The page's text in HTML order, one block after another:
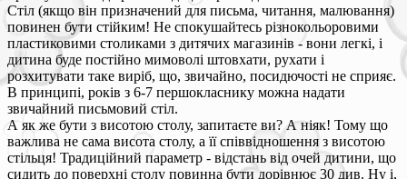
Стіл (якщо він призначений для письма, читання, малювання)
повинен бути стійким! Не спокушайтесь різнокольоровими
пластиковими столиками з дитячих магазинів - вони легкі, і
дитина буде постійно мимоволі штовхати, рухати і
розхитувати таке виріб, що, звичайно, посидючості не сприяє.
В принципі, років з 6-7 першокласнику можна надати
звичайний письмовий стіл.
А як же бути з висотою столу, запитаєте ви? А ніяк! Тому що
важлива не сама висота столу, а її співвідношення з висотою
стільця! Традиційний параметр - відстань від очей дитини, що
сидить до поверхні столу повинна бути дорівнює 30 див. Ну і,